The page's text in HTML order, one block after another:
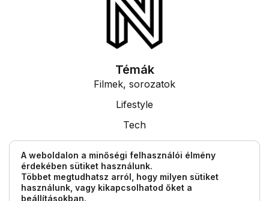
Témák
Filmek, sorozatok
Lifestyle
Tech
Tudás
Egyéb információk
Impresszum
A weboldalon a minőségi felhasználói élmény
érdekében sütiket használunk.
Többet megtudhatsz arról, hogy milyen sütiket
használunk, vagy kikapcsolhatod őket a
beállításokban.